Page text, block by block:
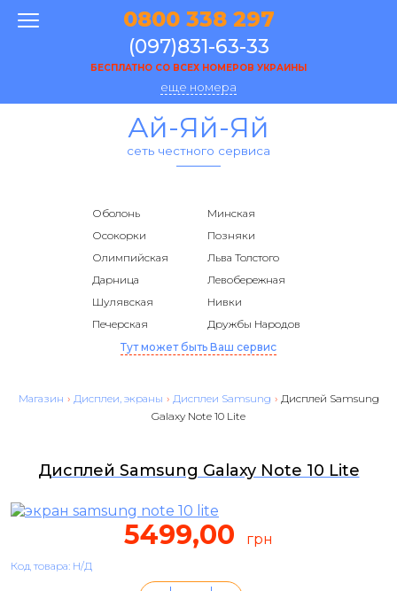
0800 338 297
(097)831-63-33
БЕСПЛАТНО СО ВСЕХ НОМЕРОВ УКРАИНЫ
еще номера
Ай-Яй-Яй
сеть честного сервиса
Оболонь
Минская
Осокорки
Позняки
Олимпийская
Льва Толстого
Дарница
Левобережная
Шулявская
Нивки
Печерская
Дружбы Народов
Тут может быть Ваш сервис
Магазин › Дисплеи, экраны › Дисплеи Samsung › Дисплей Samsung
Galaxy Note 10 Lite
Дисплей Samsung Galaxy Note 10 Lite
5499,00 грн
Код товара: Н/Д